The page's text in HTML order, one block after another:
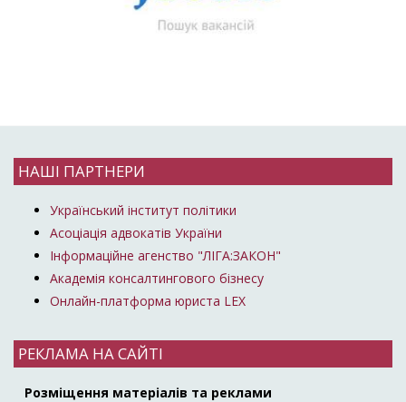
НАШІ ПАРТНЕРИ
Український інститут політики
Асоціація адвокатів України
Інформаційне агенство "ЛІГА:ЗАКОН"
Академія консалтингового бізнесу
Онлайн-платформа юриста LEX
РЕКЛАМА НА САЙТІ
Розміщення матеріалів та реклами